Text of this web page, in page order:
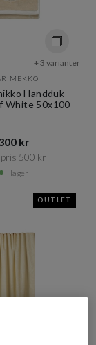
+ 3 varianter
Handduk
White 50x100
kr​​
pris 500 kr​​
I lager
OUTLET